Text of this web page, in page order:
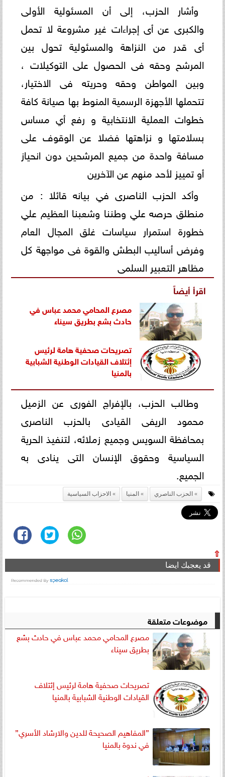
وأشار الحزب، إلى أن المسئولية الأولى
والكبرى عن أى إجراءات غير مشروعة لا تحمل
أى قدر من النزاهة والمسئولية تحول بين
المرشح وحقه فى الحصول على التوكيلات ،
وبين المواطن وحقه وحريته فى الاختيار،
تتحملها الأجهزة الرسمية المنوط بها صيانة كافة
خطوات العملية الانتخابية و رفع أي مساس
بسلامتها و نزاهتها فضلا عن الوقوف على
مسافة واحدة من جميع المرشحين دون انحياز
أو تمييز لأحد منهم عن الآخرين
وأكد الحزب الناصرى في بيانه قائلا : من
منطلق حرصه علي وطننا وشعبنا العظيم علي
خطورة استمرار سياسات غلق المجال العام
وفرض أساليب البطش والقوة فى مواجهة كل
مظاهر التعبير السلمى
اقرأ أيضاً
مصرع المحامي محمد عباس في
حادث بشع بطريق سيناء
تصريحات صحفية هامة لرئيس
إئتلاف القيادات الوطنية الشبابية
بالمنيا
وطالب الحزب، بالإفراج الفورى عن الزميل
محمود الريفى القيادى بالحزب الناصرى
بمحافظة السويس وجميع زملائه، لتنفيذ الحرية
السياسية وحقوق الإنسان التى ينادى به
الجميع.
الحزب الناصري المنيا الاحزاب السياسية
⇧
قد يعجبك ايضا
موضوعات متعلقة
مصرع المحامي محمد عباس في حادث بشع
بطريق سيناء
تصريحات صحفية هامة لرئيس إئتلاف
القيادات الوطنية الشبابية بالمنيا
”المفاهيم الصحيحة للدين والارشاد الأسري”
في ندوة بالمنيا